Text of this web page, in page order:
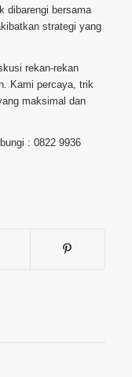
dibarengi bersama
strategi yang
rekan-rekan
Kami percaya, trik
maksimal dan
: 0822 9936